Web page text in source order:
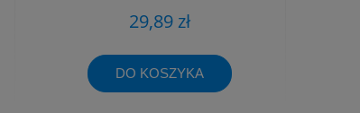
29,89 zł
DO KOSZYKA